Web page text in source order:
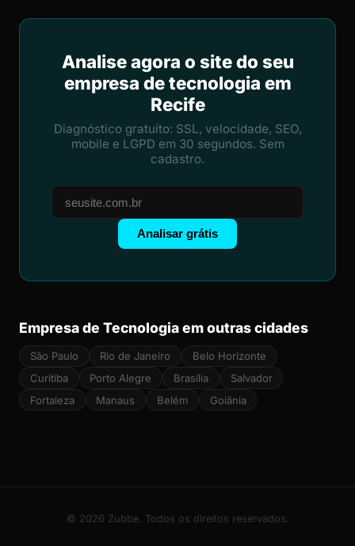
Analise agora o site do seu
empresa de tecnologia em
Recife
Diagnóstico gratuito: SSL, velocidade, SEO,
mobile e LGPD em 30 segundos. Sem
cadastro.
Analisar grátis
Empresa de Tecnologia em outras cidades
São Paulo Rio de Janeiro
Belo Horizonte
Curitiba
Porto Alegre Brasília
Salvador
Fortaleza
Manaus Belém Goiânia
© 2026 Zubbe. Todos os direitos reservados.